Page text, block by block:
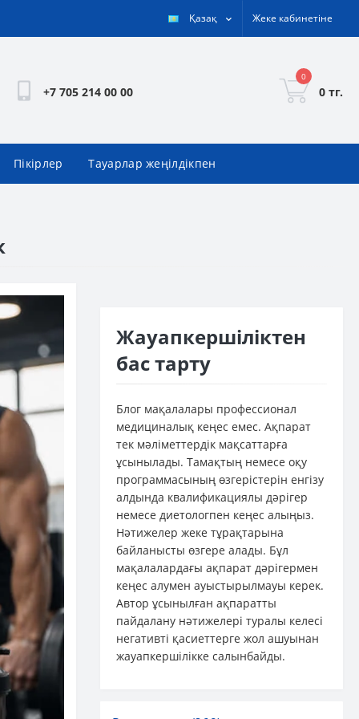
Қазақ Жеке кабинетіне
+7 705 214 00 00
0
0 тг.
Пікірлер Тауарлар жеңілдікпен
Жауапкершіліктен
бас тарту
Блог мақалалары профессионал
медициналық кеңес емес. Ақпарат
тек мәліметтердік мақсаттарға
ұсынылады. Тамақтың немесе оқу
программасының өзгерістерін енгізу
алдында квалификациялы дәрігер
немесе диетологпен кеңес алыңыз.
Нәтижелер жеке тұрақтарына
байланысты өзгере алады. Бұл
мақалалардағы ақпарат дәрігермен
кеңес алумен ауыстырылмауы керек.
Автор ұсынылған ақпаратты
пайдалану нәтижелері туралы келесі
негативті қасиеттерге жол ашуынан
жауапкершілікке салынбайды.